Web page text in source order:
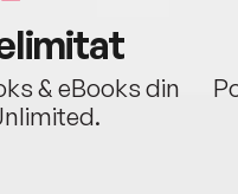
& eBooks din